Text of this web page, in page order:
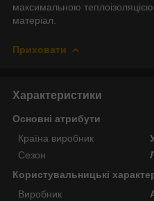
максимальною
матеріал.
Приховати
Характеристики
Основні атрибути
Країна виробник
Сезон
Користувальницькі
Виробник